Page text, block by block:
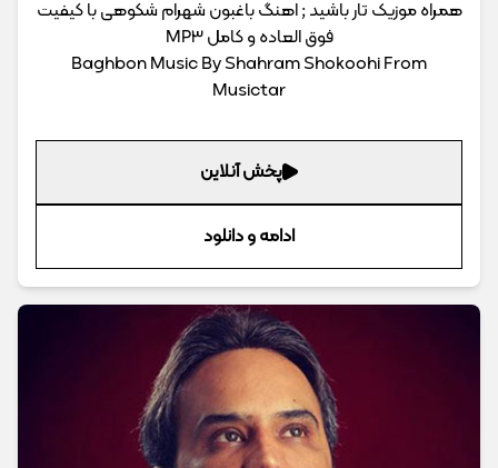
همراه موزیک تار باشید ; اهنگ باغبون شهرام شکوهی با کیفیت
فوق العاده و کامل MP3
Baghbon Music By Shahram Shokoohi From
Musictar
پخش آنلاین
ادامه و دانلود